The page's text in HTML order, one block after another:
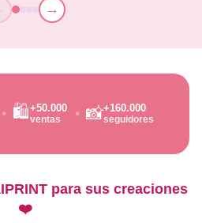
→
🛍️+50.000
ventas 📸+160.000
seguidores
para sus creaciones
❤️